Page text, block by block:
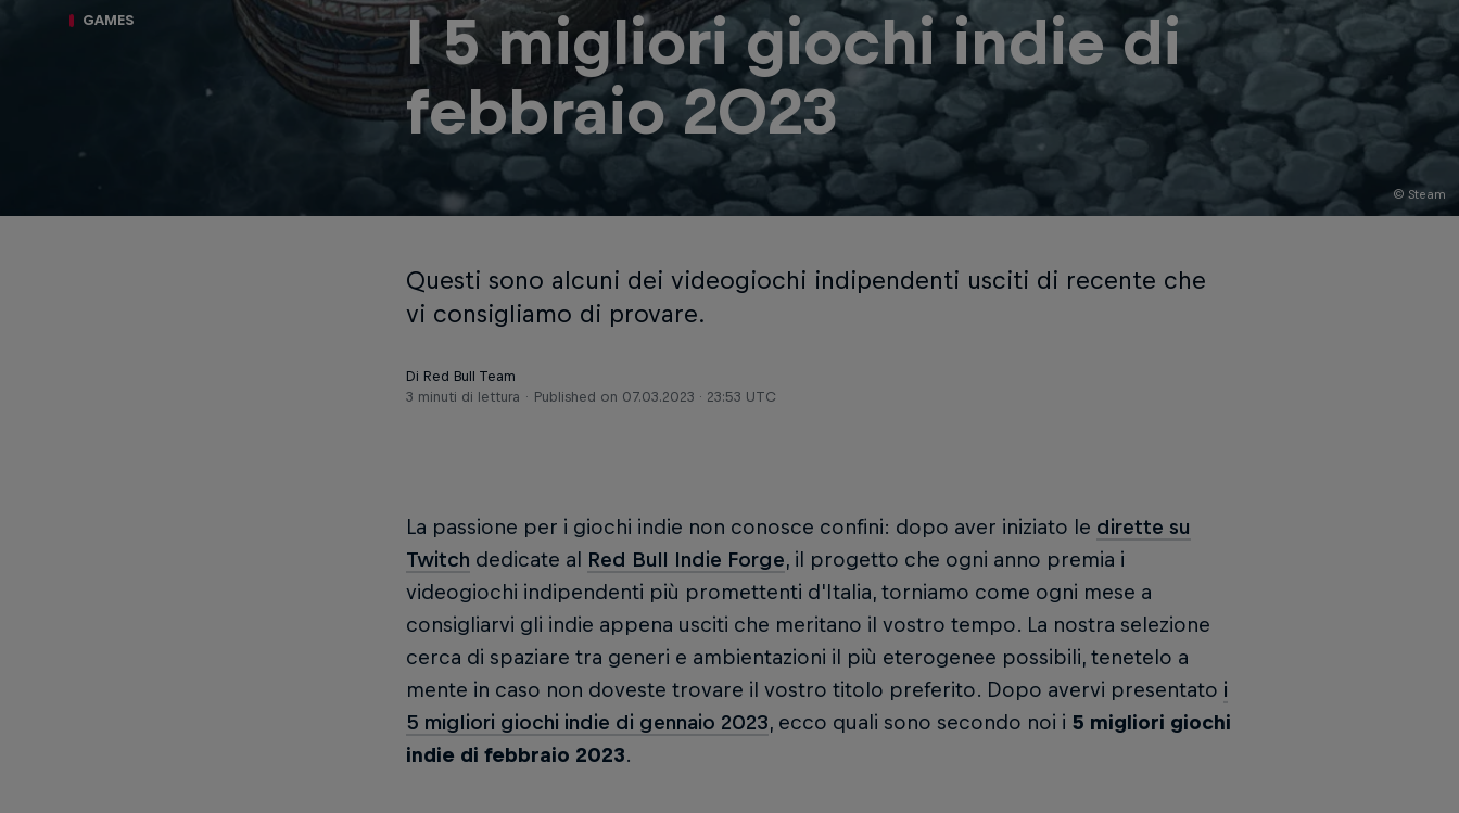
© Steam
GAMES
I 5 migliori giochi indie di
febbraio 2023
Questi sono alcuni dei videogiochi indipendenti usciti di recente che
vi consigliamo di provare.
Di Red Bull Team
3 minuti di lettura
Published on 07.03.2023 · 23:53 UTC
La passione per i giochi indie non conosce confini: dopo aver iniziato le dirette su
Twitch dedicate al Red Bull Indie Forge, il progetto che ogni anno premia i
videogiochi indipendenti più promettenti d'Italia, torniamo come ogni mese a
consigliarvi gli indie appena usciti che meritano il vostro tempo. La nostra selezione
cerca di spaziare tra generi e ambientazioni il più eterogenee possibili, tenetelo a
mente in caso non doveste trovare il vostro titolo preferito. Dopo avervi presentato i
5 migliori giochi indie di gennaio 2023, ecco quali sono secondo noi i 5 migliori giochi
indie di febbraio 2023.